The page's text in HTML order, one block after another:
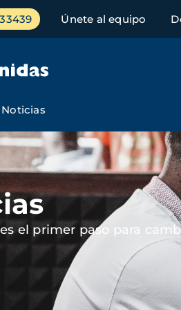
Únete al equipo
Noticias
el primer paso para